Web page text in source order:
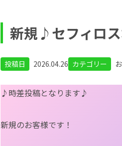
新規♪セフィロ
投稿日 2026.04.26 カテゴリー
♪時差投稿となります♪
新規のお客様です！